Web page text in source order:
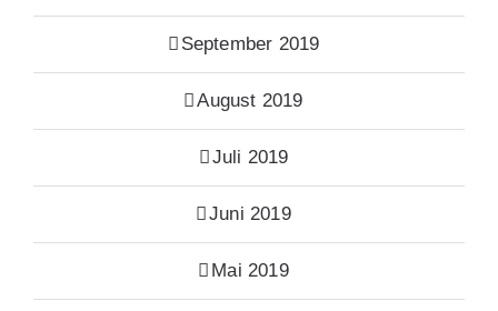
September 2019
August 2019
Juli 2019
Juni 2019
Mai 2019